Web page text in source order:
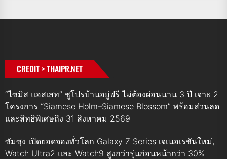
CREDIT > THAIPR.NET
“ไซมิส แอสเสท” ชูโปรบ้านอยู่ฟรี ไม่ต้องผ่อนนาน 3 ปี เจาะ 2
โครงการ “Siamese Holm–Siamese Blossom” พร้อมส่วนลด
และสิทธิพิเศษถึง 31 สิงหาคม 2569
ซัมซุง เปิดยอดจองทั่วโลก Galaxy Z Series เจเนอเรชันใหม่,
Watch Ultra2 และ Watch9 สูงกว่ารุ่นก่อนหน้ากว่า 30%